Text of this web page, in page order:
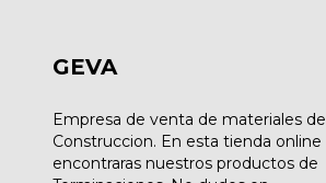
GEVA
Empresa de venta de materiales de
Construccion. En esta tienda online
encontraras nuestros productos de